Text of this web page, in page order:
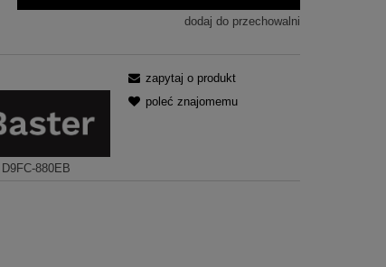
dodaj do przechowalni
D9FC-880EB
zapytaj o produkt
poleć znajomemu